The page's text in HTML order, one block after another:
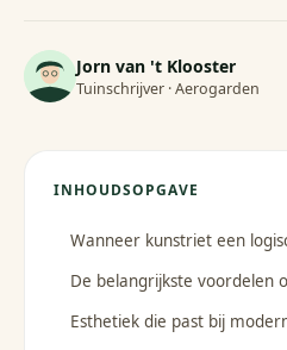
Jorn van 't Klooster
Tuinschrijver · Aerogarden
INHOUDSOPGAVE
Wanneer kunstriet een
De belangrijkste voordelen
Esthetiek die past bij